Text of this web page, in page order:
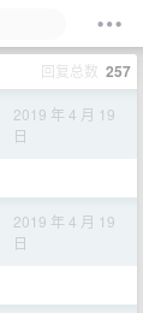
回复总数 257
2019 年 4 月 19
日
2019 年 4 月 19
日